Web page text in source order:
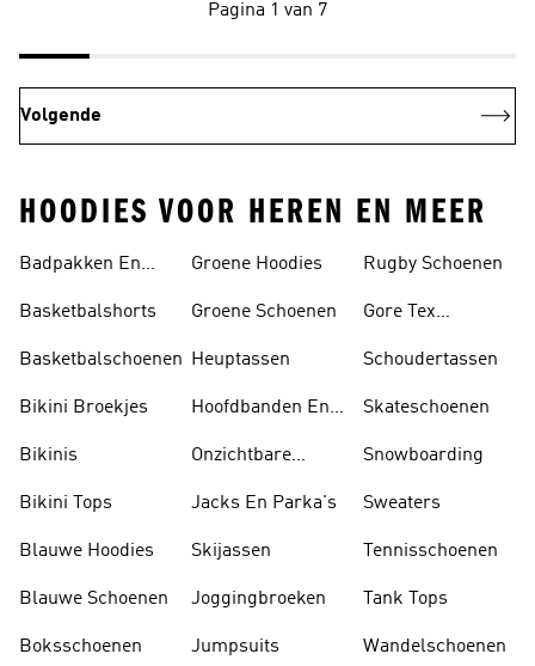
Pagina 1 van 7
Volgende
HOODIES VOOR HEREN EN MEER
Badpakken En
Basketbalshorts
Basketbalschoenen
Bikini Broekjes
Bikinis
Bikini Tops
Blauwe Hoodies
Blauwe Schoenen
Boksschoenen
Groene Hoodies
Groene Schoenen
Heuptassen
Hoofdbanden En
Onzichtbare
Jacks En Parka's
Skijassen
Joggingbroeken
Jumpsuits
Rugby Schoenen
Gore Tex
Schoudertassen
Skateschoenen
Snowboarding
Sweaters
Tennisschoenen
Tank Tops
Wandelschoenen